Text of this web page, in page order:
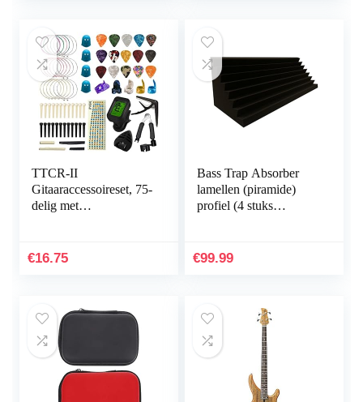
TTCR-II
Gitaaraccessoireset, 75-
delig met
akoestische
snaarwikkelaar,
bruggitaar enz
€16.75
Bass Trap Absorber
lamellen (piramide)
profiel (4 stuks
€99.99